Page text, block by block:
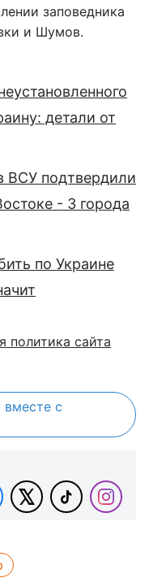
заповедника
и Шумов.
детали от
ВСУ подтвердили
- 3 города
по Украине
политика сайта
с